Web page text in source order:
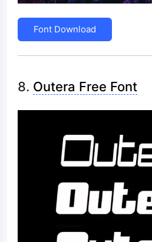
Font Download
8. Outera Free Font